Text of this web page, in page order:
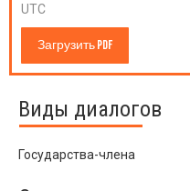
UTC
Загрузить PDF
Виды диалогов
Государства-члена